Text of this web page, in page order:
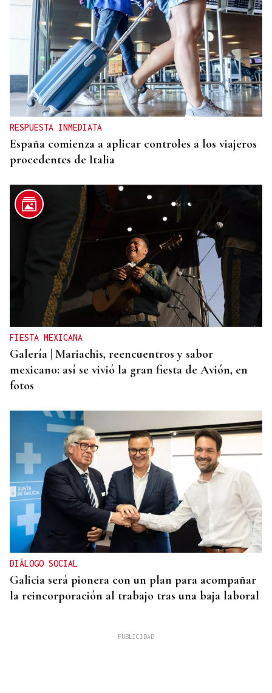
RESOLUCIÓN DEL TRIBUNAL
El Concello de Ourense, sitiado tras caer la
adjudicación del autobús
RESPUESTA INMEDIATA
España comienza a aplicar controles a los viajeros
procedentes de Italia
FIESTA MEXICANA
Galería | Mariachis, reencuentros y sabor
mexicano: así se vivió la gran fiesta de Avión, en
fotos
DIÁLOGO SOCIAL
Galicia será pionera con un plan para acompañar
la reincorporación al trabajo tras una baja laboral